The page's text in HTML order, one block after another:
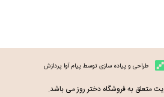
طراحی و پیاده سازی توسط پیام آوا پردازش
متعلق به فروشگاه دختر روز می باشد.